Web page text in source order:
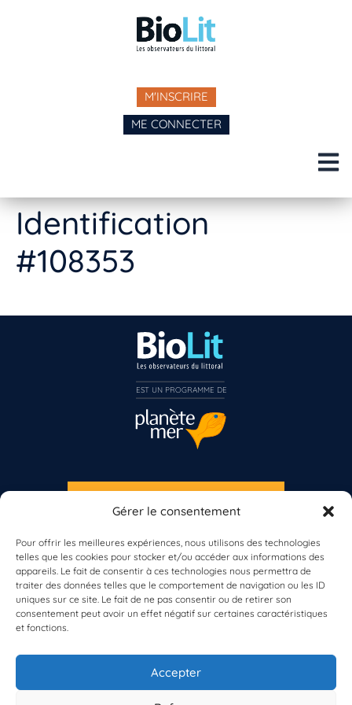
Gérer le consentement
Pour offrir les meilleures expériences, nous utilisons des technologies
telles que les cookies pour stocker et/ou accéder aux informations des
appareils. Le fait de consentir à ces technologies nous permettra de
traiter des données telles que le comportement de navigation ou les ID
uniques sur ce site. Le fait de ne pas consentir ou de retirer son
consentement peut avoir un effet négatif sur certaines caractéristiques
et fonctions.
Accepter
M'INSCRIRE
ME CONNECTER
Identification
#108353
À propos de BioLit
Vos données d'observation
Ressources
Résultats du programme
S'INSCRIRE À LA NEWSLETTER
Vous n’êtes pas encore inscrit à Biolit ?
Inscrivez-vous dès maintenant